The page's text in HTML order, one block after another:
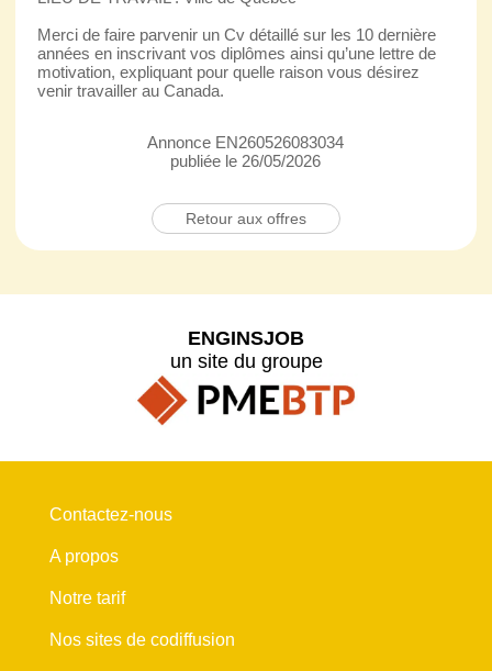
Merci de faire parvenir un Cv détaillé sur les 10 dernière
années en inscrivant vos diplômes ainsi qu’une lettre de
motivation, expliquant pour quelle raison vous désirez
venir travailler au Canada.
Annonce EN260526083034
publiée le 26/05/2026
Retour aux offres
ENGINSJOB
un site du groupe
Contactez-nous
A propos
Notre tarif
Nos sites de codiffusion